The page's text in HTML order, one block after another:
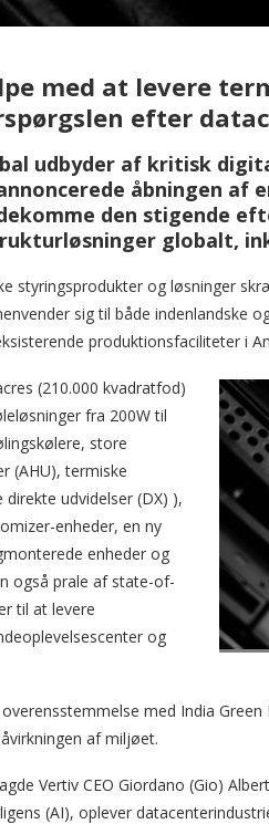
med at levere
efter
udbyder af kritisk
åbningen af
den stigende
globalt,
styringsprodukter og løsninger
sig til både indenlandske
produktionsfaciliteter i
(210.000 kvadratfod)
fra 200W til
store
(AHU), termiske
udvidelser (DX) ),
enheder, en ny
enheder og
også prale af state-of-
til at levere
og
med India
af miljøet.
Vertiv CEO Giordano (Gio)
(AI), oplever